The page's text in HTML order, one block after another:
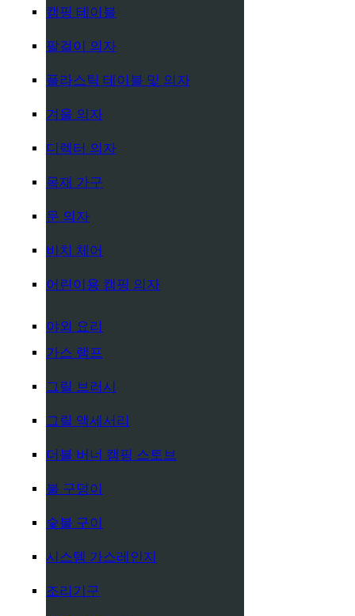
캠핑 테이블
팔걸이 의자
플라스틱 테이블 및 의자
겨울 의자
디렉터 의자
목재 가구
문 의자
비치 체어
어린이용 캠핑 의자
야외 요리
가스 램프
그릴 브러시
그릴 액세서리
더블 버너 캠핑 스토브
불 구덩이
숯불 구이
시스템 가스레인지
조리기구